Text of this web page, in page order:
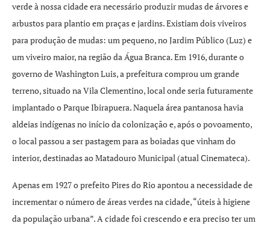
verde à nossa cidade era necessário produzir mudas de árvores e
arbustos para plantio em praças e jardins. Existiam dois viveiros
para produção de mudas: um pequeno, no Jardim Público (Luz) e
um viveiro maior, na região da Água Branca. Em 1916, durante o
governo de Washington Luis, a prefeitura comprou um grande
terreno, situado na Vila Clementino, local onde seria futuramente
implantado o Parque Ibirapuera. Naquela área pantanosa havia
aldeias indígenas no início da colonização e, após o povoamento,
o local passou a ser pastagem para as boiadas que vinham do
interior, destinadas ao Matadouro Municipal (atual Cinemateca).
Apenas em 1927 o prefeito Pires do Rio apontou a necessidade de
incrementar o número de áreas verdes na cidade, “úteis à higiene
da população urbana”. A cidade foi crescendo e era preciso ter um